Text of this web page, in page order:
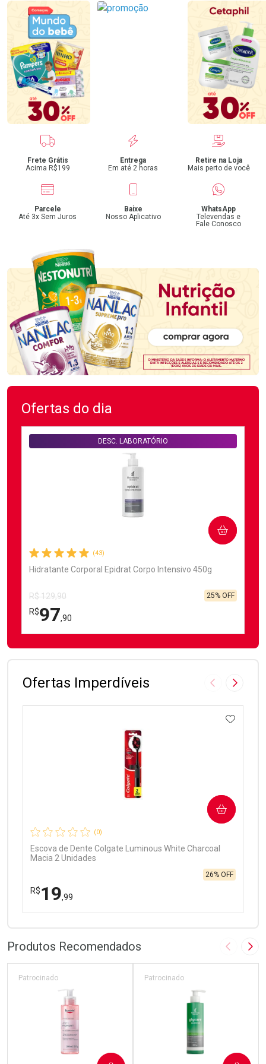
Benefícios
Frete Grátis
Acima R$199
Entrega
Em até 2 horas
Retire na Loja
Mais perto de você
Parcele
Até 3x Sem Juros
Baixe
Nosso Aplicativo
WhatsApp
Televendas e
Fale Conosco
Ofertas do dia
(43)
Hidratante Corporal Epidrat Corpo Intensivo 450g
DESC. LABORATÓRIO
R$ 129,90
R$97,90
25% OFF
COMPRAR
FECHAR
FECHAR
Ofertas Imperdíveis Imagem
(0)
Escova de Dente Colgate Luminous White Charcoal
Macia 2 Unidades
R$19,99
26% OFF
COMPRAR
Laboratório
Ativar Desconto
Por Menos
Produtos Recomendados Imagem
Patrocinado Patrocinado